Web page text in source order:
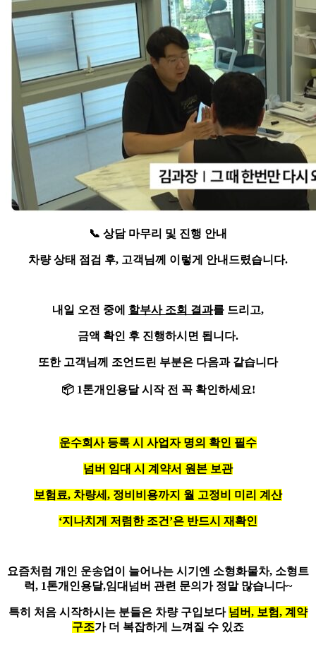
📞 상담 마무리 및 진행 안내
차량 상태 점검 후, 고객님께 이렇게 안내드렸습니다.
내일 오전 중에 할부사 조회 결과를 드리고,
금액 확인 후 진행하시면 됩니다.
또한 고객님께 조언드린 부분은 다음과 같습니다
📦1톤개인용달시작 전 꼭 확인하세요!
운수회사 등록 시 사업자 명의 확인 필수
넘버 임대 시 계약서 원본 보관
보험료, 차량세, 정비비용까지 월 고정비 미리 계산
‘지나치게 저렴한 조건’은 반드시 재확인
요즘처럼 개인 운송업이 늘어나는 시기엔 소형화물차, 소형트
럭, 1톤개인용달,임대넘버 관련 문의가 정말 많습니다~
특히 처음 시작하시는 분들은 차량 구입보다 넘버, 보험, 계약
구조가 더 복잡하게 느껴질 수 있죠